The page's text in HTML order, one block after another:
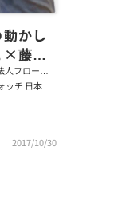
かし
×藤沢
フローレ
チ 日本代
2017/10/30